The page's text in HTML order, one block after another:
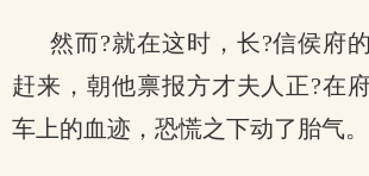
然而?就在这时，长?信侯府
赶来，朝他禀报方才夫人正?在
车上的血迹，恐慌之下动了胎气。